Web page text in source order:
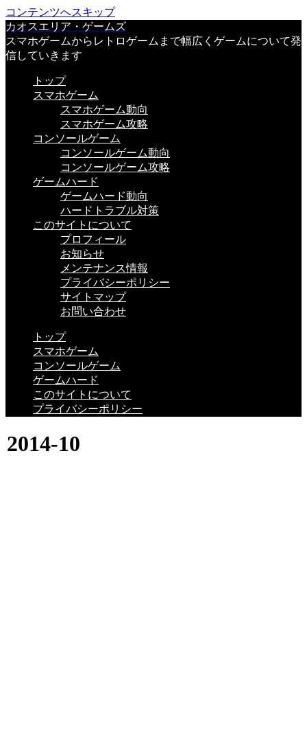
コンテンツへスキップ
カオスエリア・ゲームズ
スマホゲームからレトロゲームまで幅広くゲームについて発
信していきます
トップ
スマホゲーム
スマホゲーム動向
スマホゲーム攻略
コンソールゲーム
コンソールゲーム動向
コンソールゲーム攻略
ゲームハード
ゲームハード動向
ハードトラブル対策
このサイトについて
プロフィール
お知らせ
メンテナンス情報
プライバシーポリシー
サイトマップ
お問い合わせ
トップ
スマホゲーム
コンソールゲーム
ゲームハード
このサイトについて
プライバシーポリシー
2014-10